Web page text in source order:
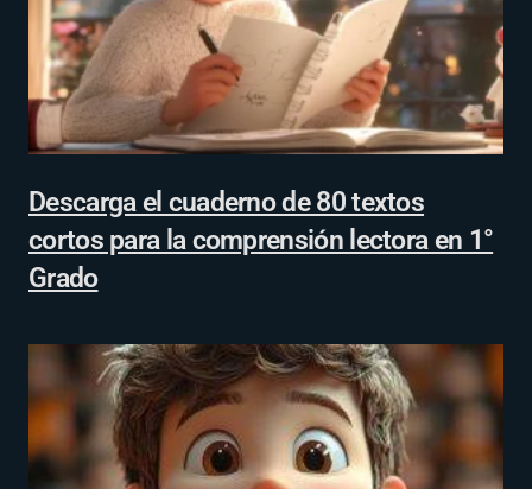
Descarga el cuaderno de 80 textos
cortos para la comprensión lectora en 1°
Grado